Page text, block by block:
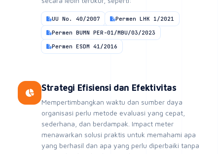
Strategi Efisiensi dan Efektivitas
Mempertimbangkan waktu dan sumber daya
organisasi perlu metode evaluasi yang cepat,
sederhana, dan berdampak. Impact meter
mengorbankan kualitas analisis.